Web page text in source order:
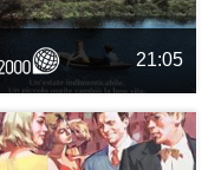
21:05